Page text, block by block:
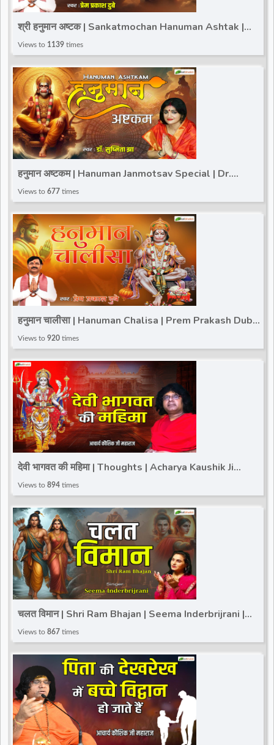
श्री हनुमान अष्टक | Sankatmochan Hanuman Ashtak |
Prem Prakash Dubey | Hanuman Janmotsav Special
Views to 1139 times
हनुमान अष्टकम | Hanuman Janmotsav Special | Dr.
Sushmita Jha | Hanuman Ashtak
Views to 677 times
हनुमान चालीसा | Hanuman Chalisa | Prem Prakash Dubey
| Hanuman Janmotsav 2025
Views to 920 times
देवी भागवत की महिमा | Thoughts | Acharya Kaushik Ji
Maharaj | Total Bhakti
Views to 894 times
चलत विमान | Shri Ram Bhajan | Seema Inderbrijrani |
Shri Ram Bhajan | Special Bhajan 2025
Views to 867 times